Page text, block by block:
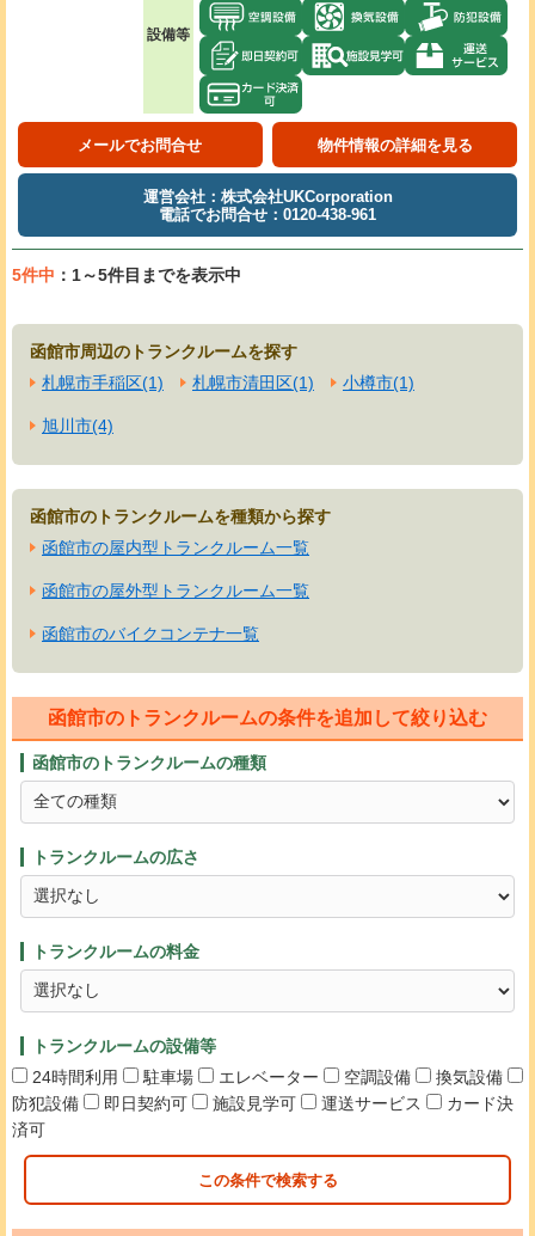
設備等
メールでお問合せ 物件情報の詳細を見る
運営会社：株式会社UKCorporation
電話でお問合せ：0120-438-961
5件中 ：1～5件目までを表示中
函館市周辺のトランクルームを探す
札幌市手稲区(1)
札幌市清田区(1) 小樽市(1)
旭川市(4)
函館市のトランクルームを種類から探す
函館市の屋内型トランクルーム一覧
函館市の屋外型トランクルーム一覧
函館市のバイクコンテナ一覧
函館市のトランクルームの条件を追加して絞り込む
函館市のトランクルームの種類
トランクルームの広さ
トランクルームの料金
トランクルームの設備等
24時間利用
駐車場 エレベーター 空調設備
換気設備
防犯設備
即日契約可 施設見学可 運送サービス
カード決
済可
この条件で検索する